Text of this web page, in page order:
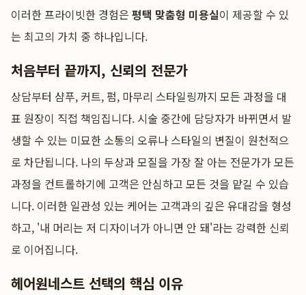
이러한 프라이빗한 경험은 평택 맞춤형 미용실이 제공할 수 있
는 최고의 가치 중 하나입니다.
처음부터 끝까지, 신뢰의 전문가
상담부터 샴푸, 커트, 펌, 마무리 스타일링까지 모든 과정을 대
표 원장이 직접 책임집니다. 시술 중간에 담당자가 바뀌면서 발
생할 수 있는 미묘한 소통의 오류나 스타일의 변질이 원천적으
로 차단됩니다. 나의 두상과 모질을 가장 잘 아는 전문가가 모든
과정을 컨트롤하기에 고객은 안심하고 모든 것을 맡길 수 있습
니다. 이러한 일관성 있는 케어는 고객과의 깊은 유대감을 형성
하고, '내 머리는 저 디자이너가 아니면 안 돼'라는 강력한 신뢰
로 이어집니다.
헤어원네스트 선택의 핵심 이유